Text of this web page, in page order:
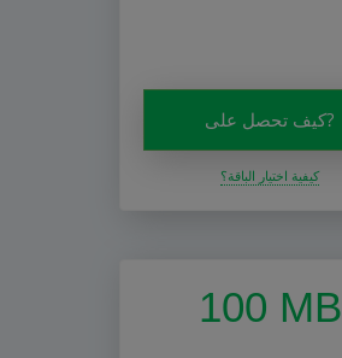
كيف تحصل على?
كيفية اختيار الباقة؟
100 MB